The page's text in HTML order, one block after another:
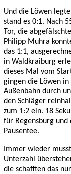
Und die Löwen
stand es 0:1. Nach
Tor, die
Philipp Muhra
das 1:1,
in Waldkraiburg
dieses Mal vom
gingen die Löwen in
Außenbahn durch
den Schläger
zum 1:2 ein. 18
für Regensburg und
Pausentee.
Immer wieder
Unterzahl
die schafften das